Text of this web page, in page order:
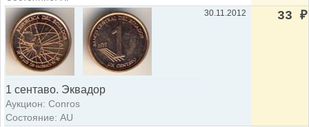
1 сентаво. Эквадор
Аукцион: Conros
Состояние: AU
30.11.2012 33 ₽